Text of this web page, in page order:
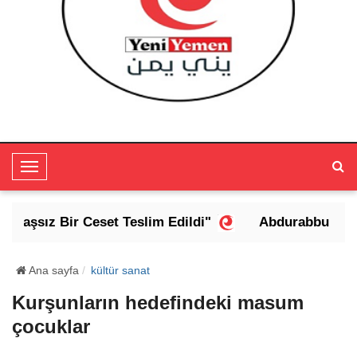
T
o
g
e
a
v
Bir Ceset Teslim Edildi" Abdurabbu
Ana sayfa kültür sanat
Kurşunların hedefindeki masum
çocuklar